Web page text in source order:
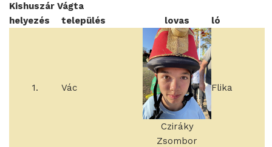
Kishuszár Vágta
helyezés
település lovas ló
1. Vác
Cziráky
Zsombor
Flika